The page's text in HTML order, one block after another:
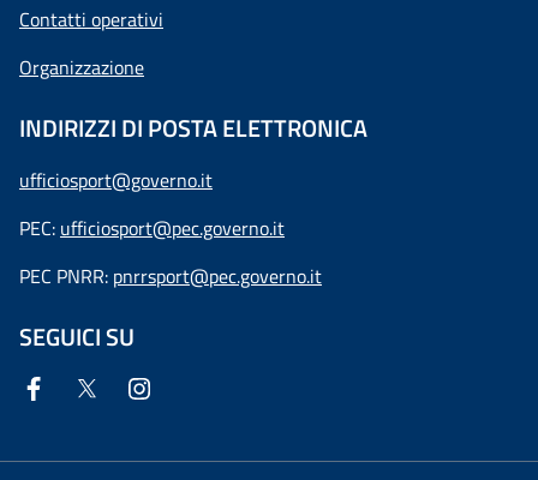
Contatti operativi
Organizzazione
INDIRIZZI DI POSTA ELETTRONICA
ufficiosport@governo.it
PEC: ufficiosport@pec.governo.it
PEC PNRR: pnrrsport@pec.governo.it
SEGUICI SU